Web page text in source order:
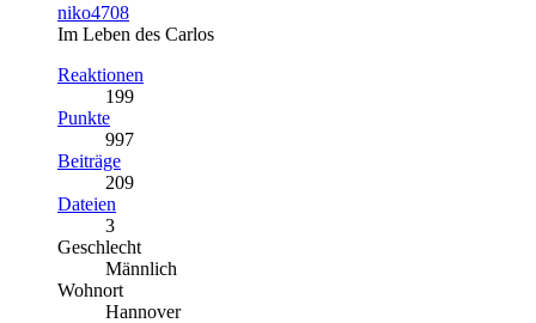
niko4708
Im Leben des Carlos
Reaktionen
199
Punkte
997
Beiträge
209
Dateien
3
Geschlecht
Männlich
Wohnort
Hannover